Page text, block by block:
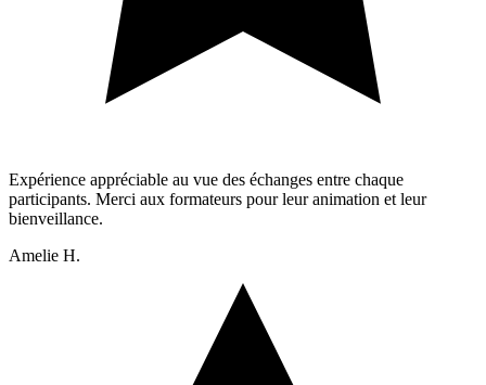
Expérience appréciable au vue des échanges entre chaque
participants. Merci aux formateurs pour leur animation et leur
bienveillance.
Amelie H.